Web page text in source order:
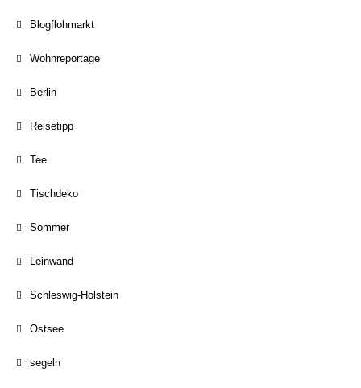
Blogflohmarkt
Wohnreportage
Berlin
Reisetipp
Tee
Tischdeko
Sommer
Leinwand
Schleswig-Holstein
Ostsee
segeln